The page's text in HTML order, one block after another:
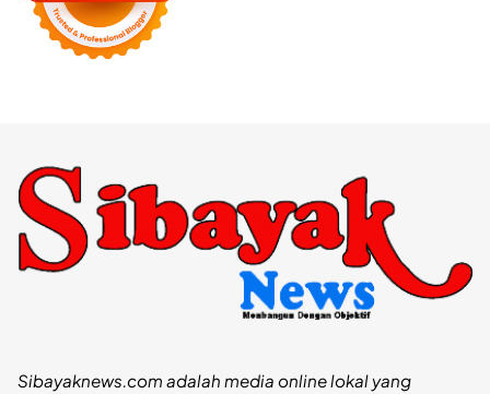
Sibayaknews.com adalah media online lokal yang